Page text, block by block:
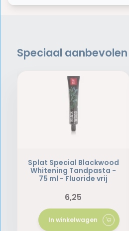
Speciaal
Splat Special Blackwood
Whitening Tandpasta -
75 ml - Fluoride vrij
6,25
In winkelwagen